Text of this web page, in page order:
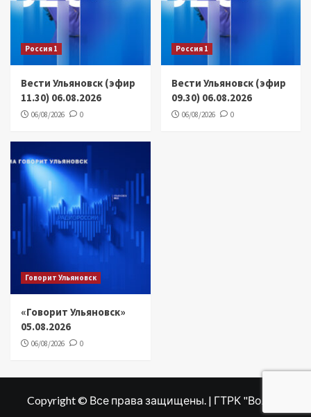
Россия 1
Вести Ульяновск (эфир
11.30) 06.08.2026
06/08/2026 0
Россия 1
Вести Ульяновск (эфир
09.30) 06.08.2026
06/08/2026 0
Говорит Ульяновск
«Говорит Ульяновск»
05.08.2026
06/08/2026 0
Copyright © Все права защищены. | ГТРК "Волга"